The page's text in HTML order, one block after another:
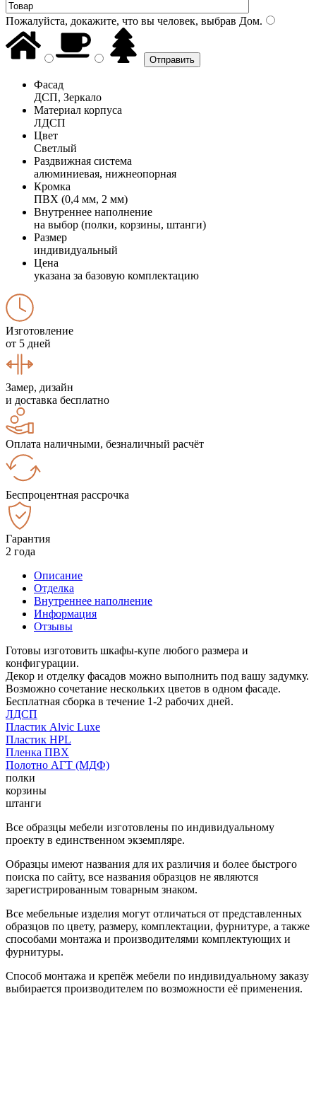
Пожалуйста, докажите, что вы человек, выбрав Дом.
Фасад
ДСП, Зеркало
Материал корпуса
ЛДСП
Цвет
Светлый
Раздвижная система
алюминиевая, нижнеопорная
Кромка
ПВХ (0,4 мм, 2 мм)
Внутреннее наполнение
на выбор (полки, корзины, штанги)
Размер
индивидуальный
Цена
указана за базовую комплектацию
Изготовление
от 5 дней
Замер, дизайн
и доставка бесплатно
Оплата наличными, безналичный расчёт
Беспроцентная рассрочка
Гарантия
2 года
Описание
Отделка
Внутреннее наполнение
Информация
Отзывы
Готовы изготовить шкафы-купе любого размера и
конфигурации.
Декор и отделку фасадов можно выполнить под вашу задумку.
Возможно сочетание нескольких цветов в одном фасаде.
Бесплатная сборка в течение 1-2 рабочих дней.
ЛДСП
Пластик Alvic Luxe
Пластик HPL
Пленка ПВХ
Полотно АГТ (МДФ)
полки
корзины
штанги
Все образцы мебели изготовлены по индивидуальному
проекту в единственном экземпляре.
Образцы имеют названия для их различия и более быстрого
поиска по сайту, все названия образцов не являются
зарегистрированным товарным знаком.
Все мебельные изделия могут отличаться от представленных
образцов по цвету, размеру, комплектации, фурнитуре, а также
способами монтажа и производителями комплектующих и
фурнитуры.
Способ монтажа и крепёж мебели по индивидуальному заказу
выбирается производителем по возможности её применения.